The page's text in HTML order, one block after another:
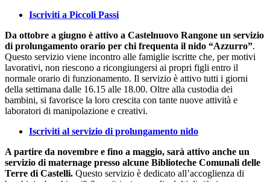
Iscriviti a Piccoli Passi
Da ottobre a giugno è attivo a Castelnuovo Rangone un servizio
di prolungamento orario per chi frequenta il nido “Azzurro”.
Questo servizio viene incontro alle famiglie iscritte che, per motivi
lavorativi, non riescono a ricongiungersi ai propri figli entro il
normale orario di funzionamento. Il servizio è attivo tutti i giorni
della settimana dalle 16.15 alle 18.00. Oltre alla custodia dei
bambini, si favorisce la loro crescita con tante nuove attività e
laboratori di manipolazione e creativi.
Iscriviti al servizio di prolungamento nido
A partire da novembre e fino a maggio, sarà attivo anche un
servizio di maternage presso alcune Biblioteche Comunali delle
Terre di Castelli. Questo servizio è dedicato all’accoglienza di